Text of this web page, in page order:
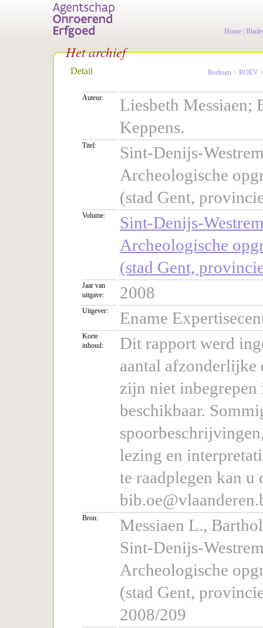
Home|
Het archief
Reeksen > ROEV
Detail
Auteur:
Liesbeth
Keppens.
Titel:
Sint-Denijs-
Archeologische
(stad Gent,
Volume:
Sint-Denijs-
Archeologische
(stad Gent,
Jaar van
uitgave:
2008
Uitgever: Ename
Korte
inhoud:
Dit rapport werd
aantal afzonderlijke
zijn niet
beschikbaar.
lezing en
te raadplegen kan u
Bron:
Messiaen L.,
Sint-Denijs-
Archeologische
(stad Gent,
2008/209